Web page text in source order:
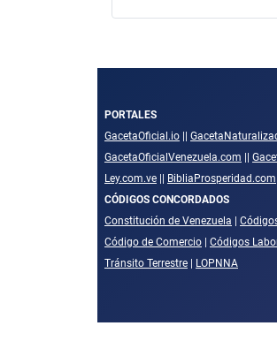
PORTALES
GacetaOficial.io
GacetaOficialVenezuela.com
Ley.com.ve
BibliaProsperidad.com
CÓDIGOS CONCORDADOS
Constitución de Venezuela
Código de Comercio
Códigos
Tránsito Terrestre
LOPNNA